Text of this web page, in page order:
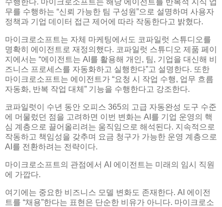
수행한다. 마이크로소프트는 해당 에이전트를 반복적 지식 업
무를 수행하는 “신뢰 가능한 팀 구성원”으로 설명하며 사용자
정책과 기업 데이터 접근 제어에 따라 작동한다고 밝혔다.
마이크로소프트는 자체 마케팅에서도 코파일럿 스튜디오를
명확히 에이전트로 재정의했다. 코파일럿 스튜디오 제품 페이
지에서는 “에이전트는 AI를 활용해 개인, 팀, 기업을 대신해 비
즈니스 프로세스를 자동화하고 실행한다”고 설명한다. 또한
마이크로소프트는 에이전트가 “요청 시 작업 수행, 업무 흐름
자동화, 반복 작업 대체” 기능을 수행한다고 강조한다.
코파일럿이 수년 동안 오피스 365의 고급 자동완성 도구 수준
에 머물렀던 점을 고려하면 이번 변화는 AI를 기업 운영의 핵
심 계층으로 끌어올리려는 움직임으로 해석된다. 지속적으로
작동하고 책임성을 갖추며 요금 청구가 가능한 운영 계층으로
AI를 전환하려는 전략이다.
마이크로소프트의 관점에서 AI 에이전트는 미래의 임시 직원
에 가깝다.
여기에는 중요한 비즈니스 모델 변화도 존재한다. AI 에이전
트를 “채용”한다는 표현은 단순한 비유가 아니다. 마이크로소